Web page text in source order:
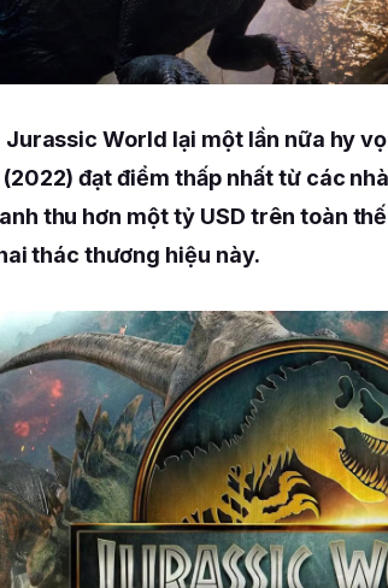
Jurassic World lại một lần nữa hy
đạt điểm thấp nhất từ các
thu hơn một tỷ USD trên toàn
thác thương hiệu này.